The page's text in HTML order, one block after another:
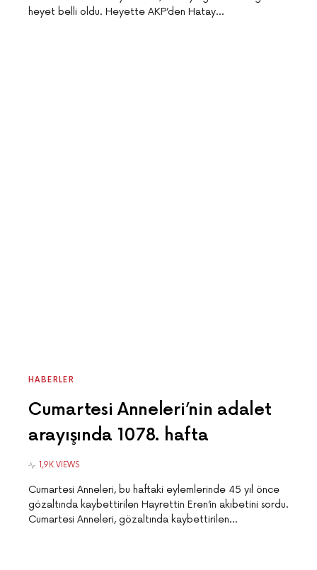
heyet belli oldu. Heyette AKP’den Hatay…
HABERLER
Cumartesi Anneleri’nin adalet
arayışında 1078. hafta
1,9K VIEWS
Cumartesi Anneleri, bu haftaki eylemlerinde 45 yıl önce
gözaltında kaybettirilen Hayrettin Eren’in akıbetini sordu.
Cumartesi Anneleri, gözaltında kaybettirilen…